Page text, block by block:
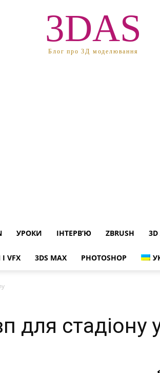
3DAS
Блог про 3Д моделювання
УРОКИ ІНТЕРВ’Ю ZBRUSH
VFX 3DS MAX PHOTOSHOP
для стадіону